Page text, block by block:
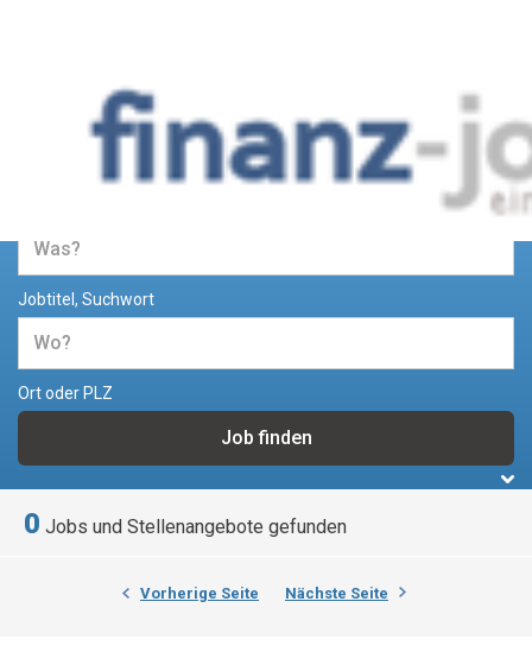
Jobs und Stellenangebote im
Bereich Finanzen
Jobtitel, Suchwort
Ort oder PLZ
0 Jobs und Stellenangebote gefunden
Vorherige Seite Nächste Seite